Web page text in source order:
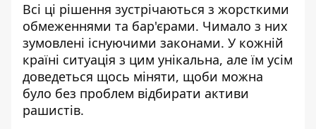
Всі ці рішення зустрічаються з жорсткими
обмеженнями та бар'єрами. Чимало з них
зумовлені існуючими законами. У кожній
країні ситуація з цим унікальна, але їм усім
доведеться щось міняти, щоби можна
було без проблем відбирати активи
рашистів.